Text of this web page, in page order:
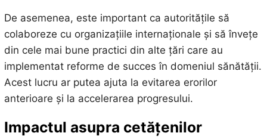
De asemenea, este important ca autoritățile să
colaboreze cu organizațiile internaționale și să învețe
din cele mai bune practici din alte țări care au
implementat reforme de succes în domeniul sănătății.
Acest lucru ar putea ajuta la evitarea erorilor
anterioare și la accelerarea progresului.
Impactul asupra cetățenilor